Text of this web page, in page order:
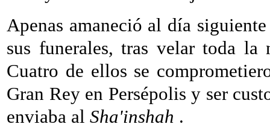
Apenas amaneció al día
sus funerales, tras velar toda la
Cuatro de ellos se
Gran Rey en Persépolis y ser
enviaba al Sha'inshah .